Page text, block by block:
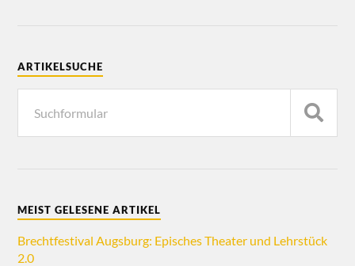
ARTIKELSUCHE
MEIST GELESENE ARTIKEL
Brechtfestival Augsburg: Episches Theater und Lehrstück
2.0